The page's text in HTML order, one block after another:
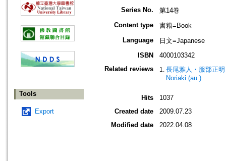
Tools
Export
Series No.
第14巻
Content type
書籍=Book
Language
日文=Japanese
ISBN
4000103342
Related reviews
長尾雅人・服部正
Noriaki (au.)
Hits
1037
Created date
2009.07.23
Modified date
2022.04.08